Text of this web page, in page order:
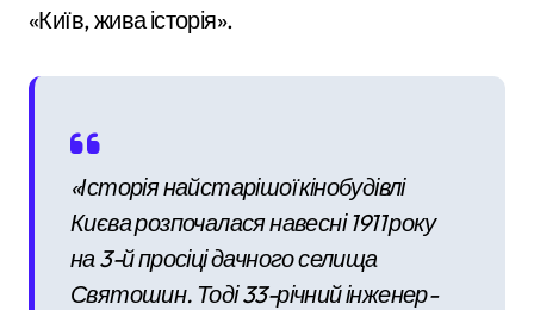
«Київ, жива історія».
«Історія найстарішої кінобудівлі
Києва розпочалася навесні 1911 року
на 3-й просіці дачного селища
Святошин. Тоді 33-річний інженер-